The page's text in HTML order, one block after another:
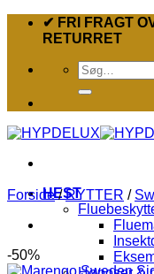
Fortsæt✔ FRI FRAGT
RETURRET
Søg
efter:
HEST
Forside / RYTTER /
-50%